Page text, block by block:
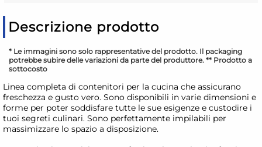
Descrizione prodotto
* Le immagini sono solo rappresentative del prodotto. Il packaging
potrebbe subire delle variazioni da parte del produttore. ** Prodotto a
sottocosto
Linea completa di contenitori per la cucina che assicurano
freschezza e gusto vero. Sono disponibili in varie dimensioni e
forme per poter soddisfare tutte le sue esigenze e custodire i
tuoi segreti culinari. Sono perfettamente impilabili per
massimizzare lo spazio a disposizione.